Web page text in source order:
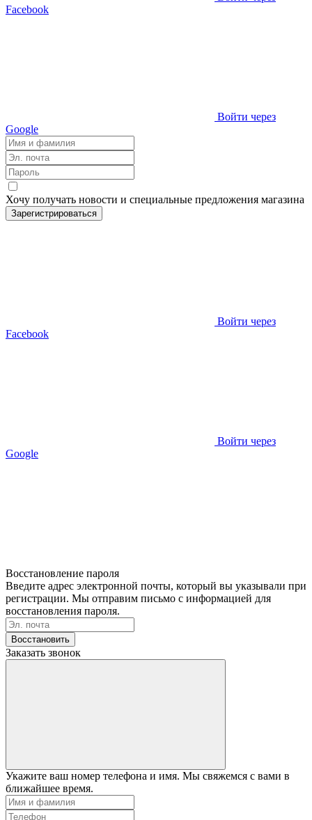
Facebook
Войти через
Google
Хочу получать новости и специальные предложения магазина
Зарегистрироваться
Войти через
Facebook
Войти через
Google
Восстановление пароля
Введите адрес электронной почты, который вы указывали при
регистрации. Мы отправим письмо с информацией для
восстановления пароля.
Восстановить
Заказать звонок
Укажите ваш номер телефона и имя. Мы свяжемся с вами в
ближайшее время.